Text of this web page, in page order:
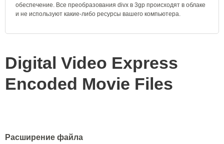
обеспечение. Все преобразования divx в 3gp происходят в облаке
и не используют какие-либо ресурсы вашего компьютера.
Digital Video Express
Encoded Movie Files
Расширение файла